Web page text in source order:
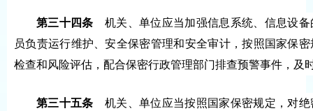
第三十四条 机关、单位应当加强信息系统、信息设
员负责运行维护、安全保密管理和安全审计，按照国家保
检查和风险评估，配合保密行政管理部门排查预警事件，及
第三十五条 机关、单位应当按照国家保密规定，对